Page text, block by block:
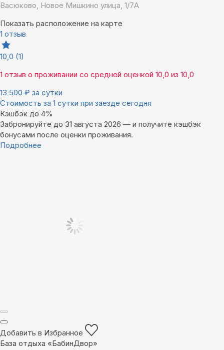
Васюково, Новое Мишкино улица, 1/7А
Показать расположение на карте
1 отзыв
10,0 (1)
1 отзыв о проживании со средней оценкой 10,0 из 10,0
13 500 ₽ за сутки
Стоимость за 1 сутки при заезде сегодня
Кэшбэк до 4%
Забронируйте до 31 августа 2026 — и получите кэшбэк
бонусами после оценки проживания.
Подробнее
Добавить в Избранное
База отдыха «БабинДвор»